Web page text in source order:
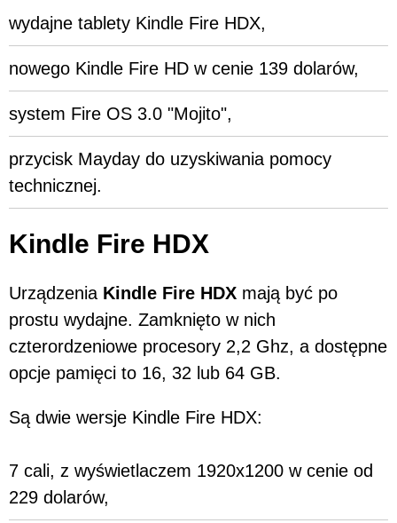
wydajne tablety Kindle Fire HDX,
nowego Kindle Fire HD w cenie 139 dolarów,
system Fire OS 3.0 "Mojito",
przycisk Mayday do uzyskiwania pomocy
technicznej.
Kindle Fire HDX
Urządzenia Kindle Fire HDX mają być po
prostu wydajne. Zamknięto w nich
czterordzeniowe procesory 2,2 Ghz, a dostępne
opcje pamięci to 16, 32 lub 64 GB.
Są dwie wersje Kindle Fire HDX:
7 cali, z wyświetlaczem 1920x1200 w cenie od
229 dolarów,